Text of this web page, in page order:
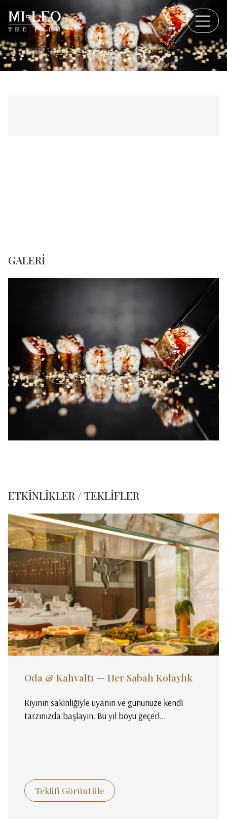
GALERI
ETKINLIKLER / TEKLIFLER
Oda & Kahvaltı — Her Sabah Kolaylık
Kıyının sakinliğiyle uyanın ve gününüze kendi
tarzınızda başlayın. Bu yıl boyu geçerl...
Teklifi Görüntüle